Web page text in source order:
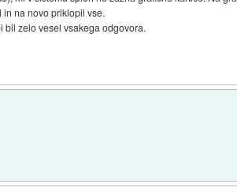
na novo priklopil vse.
bil zelo vesel vsakega odgovora.